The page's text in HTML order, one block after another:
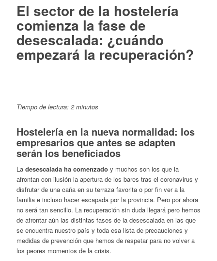
El sector de la hostelería
comienza la fase de
desescalada: ¿cuándo
empezará la recuperación?
Tiempo de lectura: 2 minutos
Hostelería en la nueva normalidad: los
empresarios que antes se adapten
serán los beneficiados
La desescalada ha comenzadoy muchos son los que la
afrontan con ilusión la apertura de los bares tras el coronavirus y
disfrutar de una caña en su terraza favorita o por fin ver a la
familia e incluso hacer escapada por la provincia. Pero por ahora
no será tan sencillo. La recuperación sin duda llegará pero hemos
de afrontar aún las distintas fases de la desescalada en las que
se encuentra nuestro país y toda esa lista de precauciones y
medidas de prevención que hemos de respetar para no volver a
los peores momentos de la crisis.